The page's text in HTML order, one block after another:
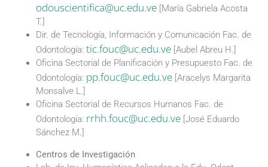
odouscientifica@uc.edu.ve [María Gabriela Acosta
T.]
Dir. de Tecnología, Información y Comunicación Fac. de
Odontología: tic.fouc@uc.edu.ve [Aubel Abreu H.]
Oficina Sectorial de Planificación y Presupuesto Fac. de
Odontología: pp.fouc@uc.edu.ve [Aracelys Margarita
Monsalve L.]
Oficina Sectorial de Recursos Humanos Fac. de
Odontología: rrhh.fouc@uc.edu.ve [José Eduardo
Sánchez M.]
Centros de Investigación